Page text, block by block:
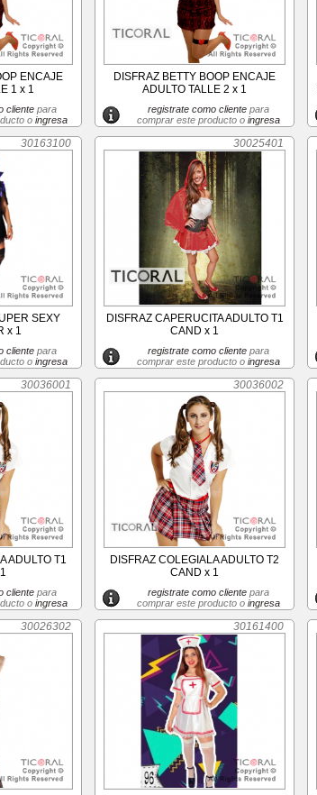
ENCAJE
1 x 1
clientepara
o ingresa
DISFRAZ BETTY BOOP ENCAJE
ADULTO TALLE 2 x 1
registrate como clientepara
comprar este producto o ingresa
30163100
SEXY
x 1
clientepara
o ingresa
30025401
DISFRAZ CAPERUCITA ADULTO T1
CAND x 1
registrate como clientepara
comprar este producto o ingresa
30036001
ADULTO T1
clientepara
o ingresa
30036002
DISFRAZ COLEGIALA ADULTO T2
CAND x 1
registrate como clientepara
comprar este producto o ingresa
30026302 30161400